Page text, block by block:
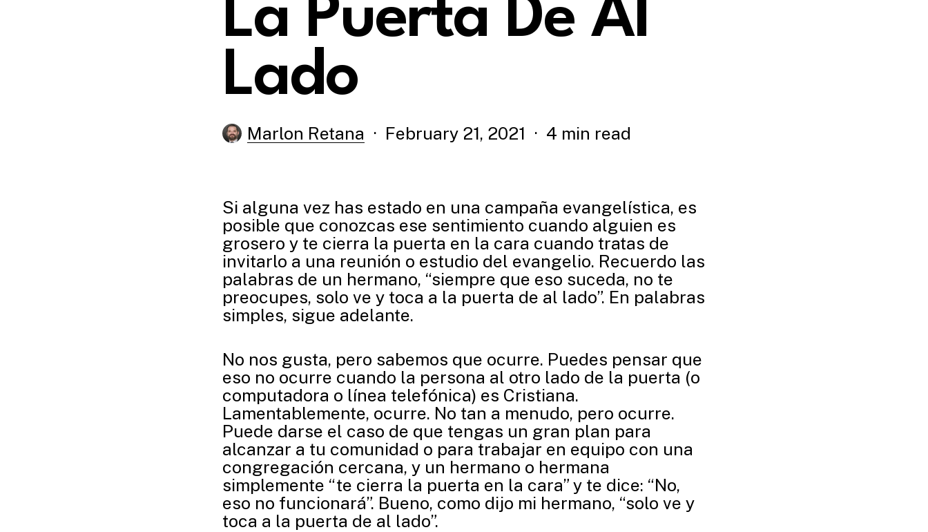
La Puerta De Al
Lado
Marlon Retana February 21, 2021 4 min read
Si alguna vez has estado en una campaña evangelística, es
posible que conozcas ese sentimiento cuando alguien es
grosero y te cierra la puerta en la cara cuando tratas de
invitarlo a una reunión o estudio del evangelio. Recuerdo las
palabras de un hermano, “siempre que eso suceda, no te
preocupes, solo ve y toca a la puerta de al lado”. En palabras
simples, sigue adelante.
No nos gusta, pero sabemos que ocurre. Puedes pensar que
eso no ocurre cuando la persona al otro lado de la puerta (o
computadora o línea telefónica) es Cristiana.
Lamentablemente, ocurre. No tan a menudo, pero ocurre.
Puede darse el caso de que tengas un gran plan para
alcanzar a tu comunidad o para trabajar en equipo con una
congregación cercana, y un hermano o hermana
simplemente “te cierra la puerta en la cara” y te dice: “No,
eso no funcionará”. Bueno, como dijo mi hermano, “solo ve y
toca a la puerta de al lado”.